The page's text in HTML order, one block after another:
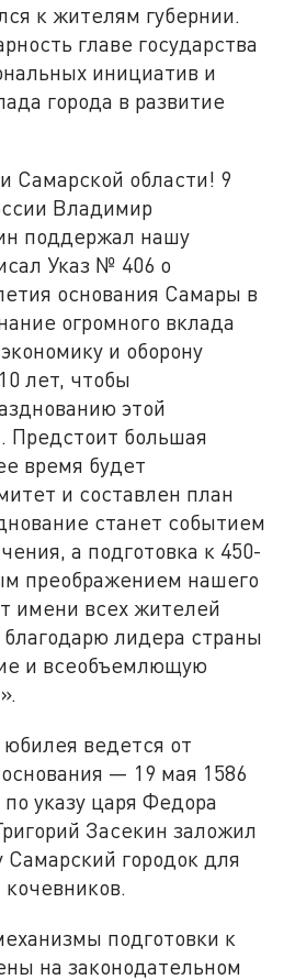
к жителям губернии.
главе государства
инициатив и
города в развитие
Самарской области! 9
Владимир
поддержал нашу
Указ № 406 о
основания Самары в
огромного вклада
и оборону
лет, чтобы
этой
Предстоит большая
время будет
и составлен план
станет событием
а подготовка к 450-
преображением нашего
имени всех жителей
лидера страны
и всеобъемлющую
ведется от
— 19 мая 1586
указу царя Федора
Засекин заложил
Самарский городок для
подготовки к
на законодательном